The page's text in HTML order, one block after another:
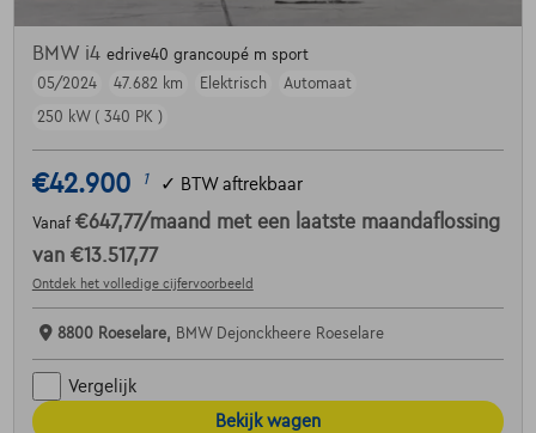
BMW i4 edrive40 grancoupé m sport
05/2024
47.682 km Elektrisch
Automaat
250 kW ( 340 PK )
€42.900 1 ✓ BTW aftrekbaar
Vanaf €647,77/maand met een laatste maandaflossing
van €13.517,77
Ontdek het volledige cijfervoorbeeld
8800 Roeselare, BMW Dejonckheere Roeselare
Vergelijk
Bekijk wagen